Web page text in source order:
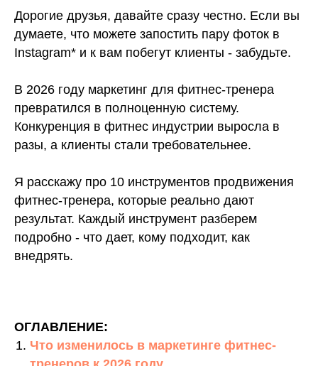
Дорогие друзья, давайте сразу честно. Если вы
думаете, что можете запостить пару фоток в
Instagram* и к вам побегут клиенты - забудьте.
В 2026 году маркетинг для фитнес-тренера
превратился в полноценную систему.
Конкуренция в фитнес индустрии выросла в
разы, а клиенты стали требовательнее.
Я расскажу про 10 инструментов продвижения
фитнес-тренера, которые реально дают
результат. Каждый инструмент разберем
подробно - что дает, кому подходит, как
внедрять.
ОГЛАВЛЕНИЕ:
Что изменилось в маркетинге фитнес-